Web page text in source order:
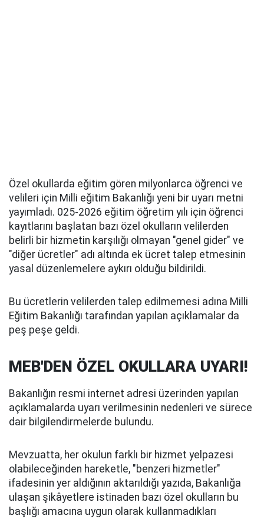
Özel okullarda eğitim gören milyonlarca öğrenci ve
velileri için Milli eğitim Bakanlığı yeni bir uyarı metni
yayımladı. 025-2026 eğitim öğretim yılı için öğrenci
kayıtlarını başlatan bazı özel okulların velilerden
belirli bir hizmetin karşılığı olmayan "genel gider" ve
"diğer ücretler" adı altında ek ücret talep etmesinin
yasal düzenlemelere aykırı olduğu bildirildi.
Bu ücretlerin velilerden talep edilmemesi adına Milli
Eğitim Bakanlığı tarafından yapılan açıklamalar da
peş peşe geldi.
MEB'DEN ÖZEL OKULLARA UYARI!
Bakanlığın resmi internet adresi üzerinden yapılan
açıklamalarda uyarı verilmesinin nedenleri ve sürece
dair bilgilendirmelerde bulundu.
Mevzuatta, her okulun farklı bir hizmet yelpazesi
olabileceğinden hareketle, "benzeri hizmetler"
ifadesinin yer aldığının aktarıldığı yazıda, Bakanlığa
ulaşan şikâyetlere istinaden bazı özel okulların bu
başlığı amacına uygun olarak kullanmadıkları